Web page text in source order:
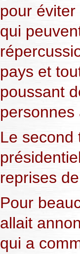
pour
qui
pays et
poussant
Le second
reprises
Pour
allait
qui a